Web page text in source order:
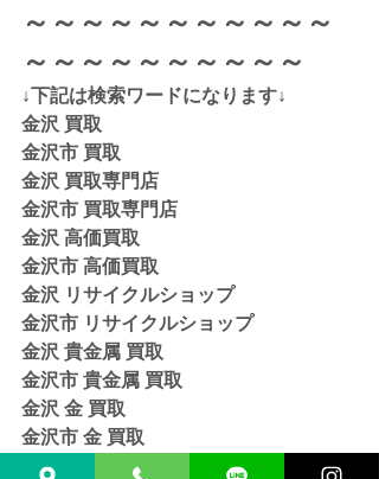
～～～～～～～～～～～
～～～～～～～～～～
↓下記は検索ワードになります↓
金沢 買取
金沢市 買取
金沢 買取専門店
金沢市 買取専門店
金沢 高価買取
金沢市 高価買取
金沢 リサイクルショップ
金沢市 リサイクルショップ
金沢 貴金属 買取
金沢市 貴金属 買取
金沢 金 買取
金沢市 金 買取
金沢 １８金 買取